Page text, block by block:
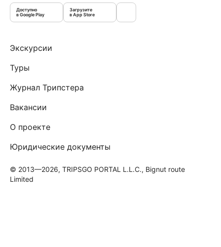
Доступно
в Google Play
Загрузите
в App Store
Экскурсии
Туры
Журнал Трипстера
Вакансии
О проекте
Юридические документы
© 2013—2026, TRIPSGO PORTAL L.L.C., Bignut route
Limited